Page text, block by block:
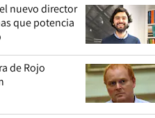
nuevo director
que potencia
de Rojo